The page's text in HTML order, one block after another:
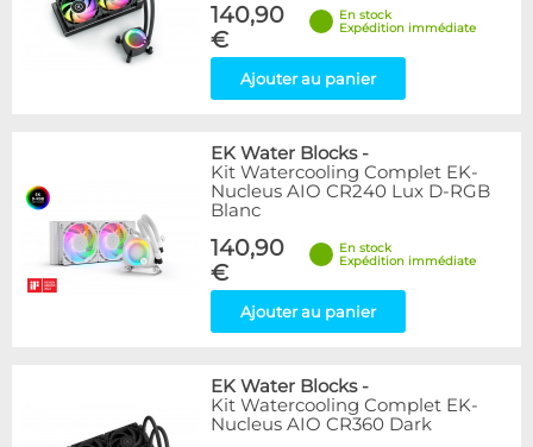
140,90
€
En stock
Expédition immédiate
Ajouter au panier
EK Water Blocks-
Kit Watercooling Complet EK-
Nucleus AIO CR240 Lux D-RGB
Blanc
140,90
€
En stock
Expédition immédiate
Ajouter au panier
EK Water Blocks-
Kit Watercooling Complet EK-
Nucleus AIO CR360 Dark